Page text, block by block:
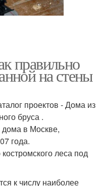
правильно
на стены
проектов - Дома из
бруса .
в Москве,
года.
леса под
к числу наиболее